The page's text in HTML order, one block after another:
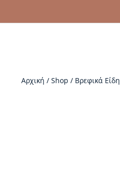
Αρχική / Shop / Βρεφικά Είδη